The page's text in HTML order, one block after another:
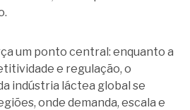
um ponto central: enquanto a
e regulação, o
indústria láctea global se
onde demanda, escala e